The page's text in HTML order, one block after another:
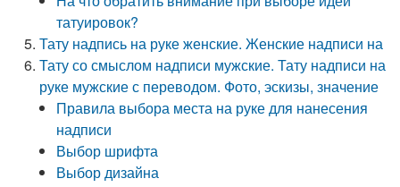
татуировок?
Тату надпись на руке женские. Женские надписи на
Тату со смыслом надписи мужские. Тату надписи на
руке мужские с переводом. Фото, эскизы, значение
Правила выбора места на руке для нанесения
надписи
Выбор шрифта
Выбор дизайна